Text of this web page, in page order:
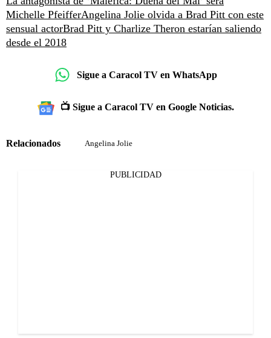
Michelle PfeifferAngelina Jolie olvida a Brad Pitt con este
sensual actorBrad Pitt y Charlize Theron estarían saliendo
desde el 2018
Sigue a Caracol TV en WhatsApp
📺 Sigue a Caracol TV en Google Noticias.
Relacionados Angelina Jolie
PUBLICIDAD